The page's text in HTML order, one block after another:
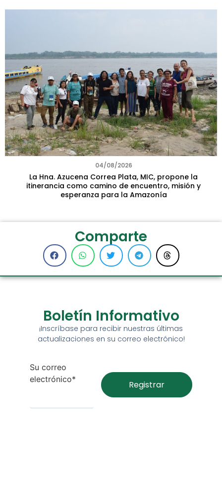
04/08/2026
La Hna. Azucena Correa Plata, MIC, propone la
itinerancia como camino de encuentro, misión y
esperanza para la Amazonía
Comparte
Boletín Informativo
¡Inscríbase para recibir nuestras últimas
actualizaciones en su correo electrónico!
Su correo
electrónico*